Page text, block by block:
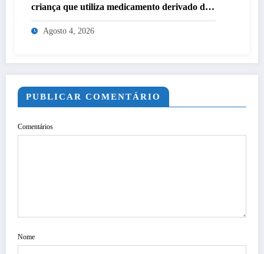
criança que utiliza medicamento derivado de
cannabis por decisão judicial
Agosto 4, 2026
PUBLICAR COMENTÁRIO
Comentários
Nome